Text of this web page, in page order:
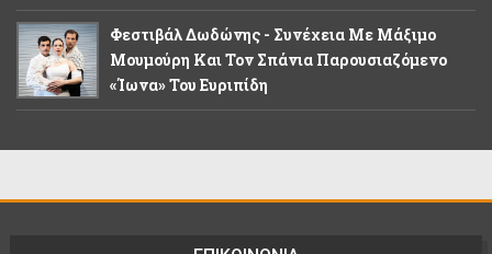
Φεστιβάλ Δωδώνης - Συνέχεια Με Μάξιμο
Μουμούρη Και Τον Σπάνια Παρουσιαζόμενο
«Ίωνα» Του Ευριπίδη